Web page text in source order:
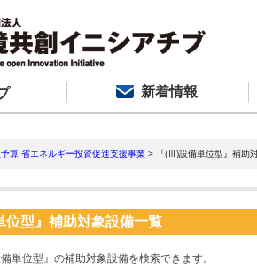
新着情報
算 省エネルギー投資促進支援事業 > 『(Ⅲ)設備単位型』補助
位型』補助対象設備一覧
単位型』の補助対象設備を検索できます。